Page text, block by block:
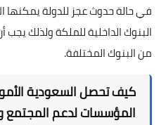
في حالة حدوث عجز للدولة يمكنها
البنوك الداخلية للملكة ولذلك
من البنوك المختلفة.
كيف تحصل السعودية
المؤسسات لدعم المجتمع